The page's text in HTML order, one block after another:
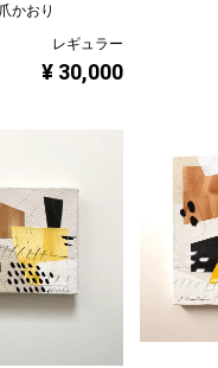
かおり
レギュラー
¥ 30,000